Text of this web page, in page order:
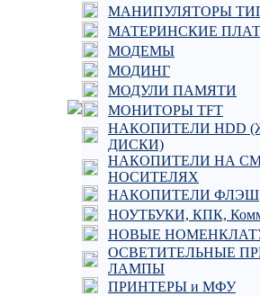
МАНИПУЛЯТОРЫ
МАТЕРИНСКИЕ
МОДЕМЫ
МОДИНГ
МОДУЛИ ПАМЯТИ
МОНИТОРЫ TFT
НАКОПИТЕЛИ HDD
ДИСКИ)
НАКОПИТЕЛИ НА
НОСИТЕЛЯХ
НАКОПИТЕЛИ ФЛЭШ
НОУТБУКИ, КПК,
НОВЫЕ
ОСВЕТИТЕЛЬНЫЕ
ЛАМПЫ
ПРИНТЕРЫ и МФУ